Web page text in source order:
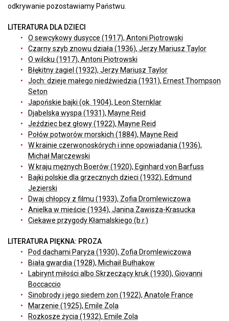
odkrywanie pozostawiamy Państwu.
LITERATURA DLA DZIECI
O sewcykowy dusycce (1917), Antoni Piotrowski
Czarny szyb znowu działa (1936), Jerzy Mariusz Taylor
O wilcku (1917), Antoni Piotrowski
Błękitny żagiel (1932), Jerzy Mariusz Taylor
Joch: dzieje małego niedźwiedzia (1931), Ernest Thompson
Seton
Japońskie bajki (ok. 1904), Leon Sternklar
Djabelska wyspa (1931), Mayne Reid
Jeździec bez głowy (1922), Mayne Reid
Połów potworów morskich (1884), Mayne Reid
W krainie czerwonoskórych i inne opowiadania (1936),
Michał Marczewski
W kraju mężnych Boerów (1920), Eginhard von Barfuss
Bajki polskie dla grzecznych dzieci (1932), Edmund
Jezierski
Dwaj chłopcy z filmu (1933), Zofia Dromlewiczowa
Anielka w mieście (1934), Janina Zawisza-Krasucka
Ciekawe przygody Kłamalskiego (b.r.)
LITERATURA PIĘKNA: PROZA
Pod dachami Paryża (1930), Zofia Dromlewiczowa
Biała gwardia (1928), Michaił Bułhakow
Labirynt miłości albo Skrzeczący kruk (1930), Giovanni
Boccaccio
Sinobrody i jego siedem żon (1922), Anatole France
Marzenie (1925), Emile Zola
Rozkosze życia (1932), Emile Zola